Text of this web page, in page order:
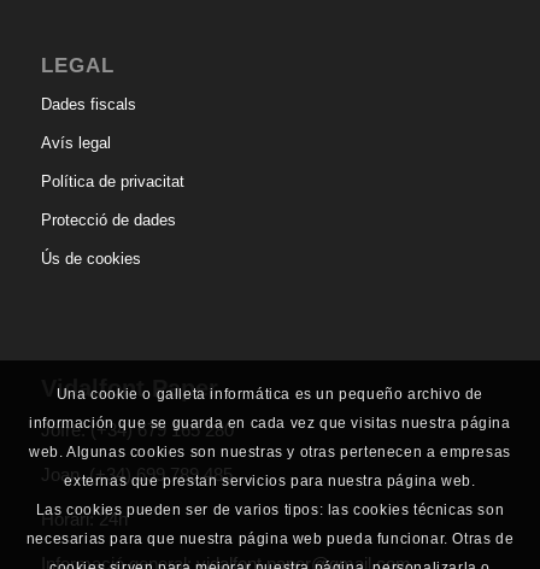
LEGAL
Dades fiscals
Avís legal
Política de privacitat
Protecció de dades
Ús de cookies
Vidalfont Paper
Jofre.(+34) 679 165 280
Joan.(+34) 699 789 485
Horari: 24h
Informació general:vidalfont.paper@gmail.com
Una cookie o galleta informática es un pequeño archivo de
información que se guarda en cada vez que visitas nuestra página
web. Algunas cookies son nuestras y otras pertenecen a empresas
externas que prestan servicios para nuestra página web.
Las cookies pueden ser de varios tipos: las cookies técnicas son
necesarias para que nuestra página web pueda funcionar. Otras de